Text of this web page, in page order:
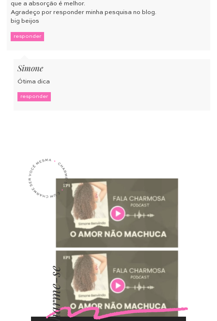
que a absorção é melhor.
Agradeço por responder minha pesquisa no blog.
big beijos
responder
Simone
Ótima dica
responder
Charme-se